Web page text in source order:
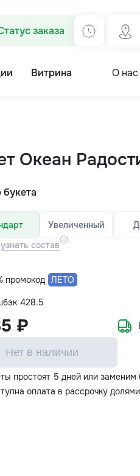
заказа
Витрина О нас
Океан
букета
Увеличенный
узнать состав
промокод ЛЕТО
428.5
₽
Нет в наличии
простоят 5 дней или заменим
оплата в рассрочку долями